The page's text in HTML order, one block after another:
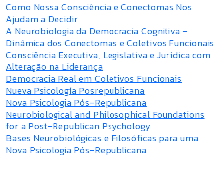
Como Nossa Consciência e Conectomas Nos
Ajudam a Decidir
A Neurobiologia da Democracia Cognitiva -
Dinâmica dos Conectomas e Coletivos Funcionais
Consciência Executiva, Legislativa e Jurídica com
Alteração na Liderança
Democracia Real em Coletivos Funcionais
Nueva Psicología Posrepublicana
Nova Psicologia Pós-Republicana
Neurobiological and Philosophical Foundations
for a Post-Republican Psychology
Bases Neurobiológicas e Filosóficas para uma
Nova Psicologia Pós-Republicana